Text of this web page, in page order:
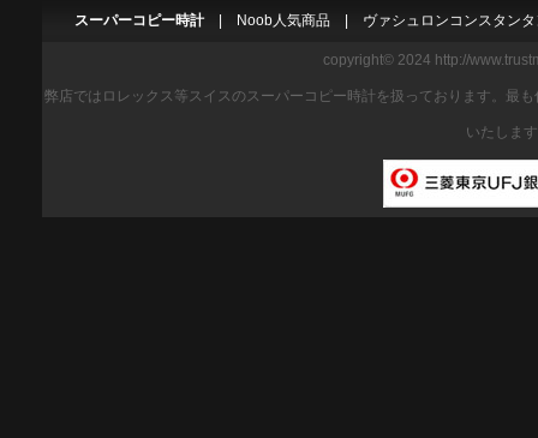
スーパーコピー時計 Noob人気商品 ヴァシュロンコンスタン
copyright© 2024 http://
弊店ではロレックス等スイスのスーパーコピー時計を扱っております。最
いたしま